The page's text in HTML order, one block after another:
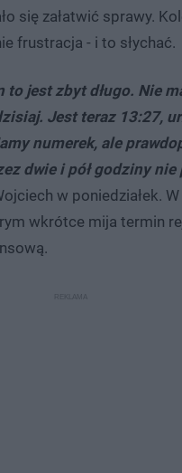
się załatwić sprawy.
frustracja - i to słychać.
to jest zbyt długo. Nie
Jest teraz 13:27,
numerek, ale
dwie i pół godziny nie
w poniedziałek.
wkrótce mija termin